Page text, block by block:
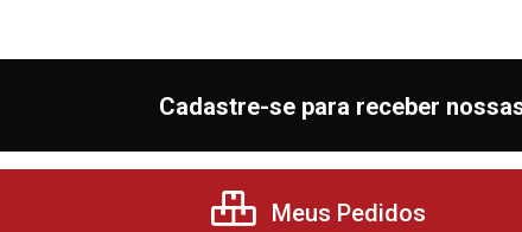
Cadastre-se para receber
Meus Pedidos